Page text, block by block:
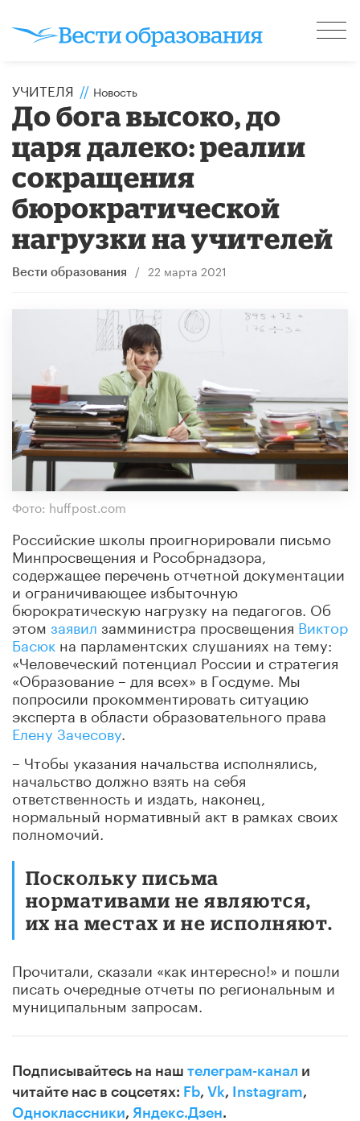
УЧИТЕЛЯ // Новость
До бога высоко, до
царя далеко: реалии
сокращения
бюрократической
нагрузки на учителей
Вести образования / 22 марта 2021
Фото: huffpost.com
Российские школы проигнорировали письмо
Минпросвещения и Рособрнадзора,
содержащее перечень отчетной документации
и ограничивающее избыточную
бюрократическую нагрузку на педагогов. Об
этом заявил замминистра просвещения Виктор
Басюк на парламентских слушаниях на тему:
«Человеческий потенциал России и стратегия
«Образование – для всех» в Госдуме. Мы
попросили прокомментировать ситуацию
эксперта в области образовательного права
Елену Зачесову
– Чтобы указания начальства исполнялись,
начальство должно взять на себя
ответственность и издать, наконец,
нормальный нормативный акт в рамках своих
полномочий.
Поскольку письма
нормативами не являются,
их на местах и не исполняют.
Прочитали, сказали «как интересно!» и пошли
писать очередные отчеты по региональным и
муниципальным запросам.
Подписывайтесь на наш телеграм-канал и
читайте нас в соцсетях: Fb, Vk, Instagram,
Одноклассники, Яндекс.Дзен.